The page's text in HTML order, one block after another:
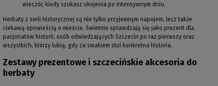
wieczór, kiedy szukasz ukojenia po intensywnym dniu.
Herbaty z serii historycznej są nie tylko przyjemnym napojem, lecz także
ciekawą opowieścią o mieście. Świetnie sprawdzają się jako prezent dla
pasjonatów historii, osób odwiedzających Szczecin po raz pierwszy oraz
wszystkich, którzy lubią, gdy za smakiem stoi konkretna historia.
Zestawy prezentowe i szczecińskie akcesoria do
herbaty